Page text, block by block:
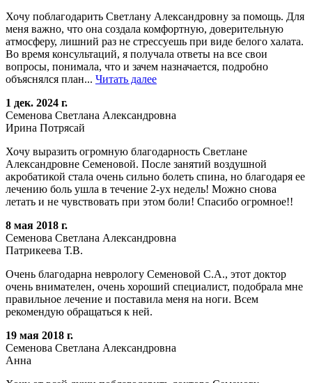
Хочу поблагодарить Светлану Александровну за помощь. Для
меня важно, что она создала комфортную, доверительную
атмосферу, лишний раз не стрессуешь при виде белого халата.
Во время консультаций, я получала ответы на все свои
вопросы, понимала, что и зачем назначается, подробно
объяснялся план... Читать далее
1 дек. 2024 г.
Семенова Светлана Александровна
Ирина Потрясай
Хочу выразить огромную благодарность Светлане
Александровне Семеновой. После занятий воздушной
акробатикой стала очень сильно болеть спина, но благодаря ее
лечению боль ушла в течение 2-ух недель! Можно снова
летать и не чувствовать при этом боли! Спасибо огромное!!
8 мая 2018 г.
Семенова Светлана Александровна
Патрикеева Т.В.
Очень благодарна неврологу Семеновой С.А., этот доктор
очень внимателен, очень хороший специалист, подобрала мне
правильное лечение и поставила меня на ноги. Всем
рекомендую обращаться к ней.
19 мая 2018 г.
Семенова Светлана Александровна
Анна